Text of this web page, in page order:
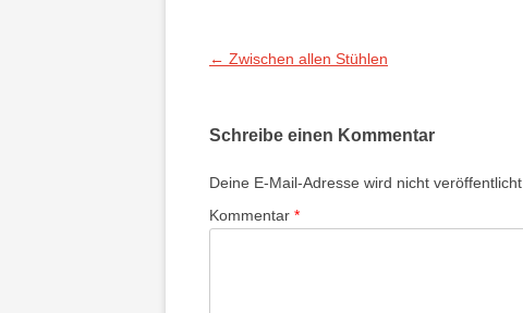
Beitragsnavigation
← Zwischen allen Stühlen
Schreibe einen Kommentar
Deine E-Mail-Adresse wird nicht veröffentlicht.
Kommentar *